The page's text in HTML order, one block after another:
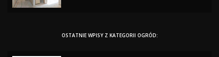
OSTATNIE WPISY Z KATEGORII OGRÓD: